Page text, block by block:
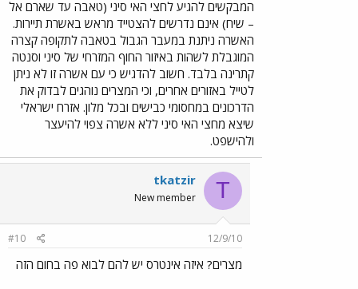
המבקשים להגיע לחצי האי סיני (טאבה עד שארם אל
– שיח) אינם נדרשים להצטייד מראש באשרת תיירות.
האשרה ניתנת במעבר הגבול בטאבה לתקופה קצרה
המוגבלת לשהות באיזור החוף המזרחי של סיני וסנטה
קתרינה בלבד. חשוב להדגיש כי עם אשרה זו לא ניתן
לטייל באזורים אחרים, וכי המצרים נוהגים לבדוק את
הדרכונים במחסומי כבישים ובכל מלון. אזרח ישראלי
שיצא מחצי האי סיני ללא אשרה צפוי להיעצר
ולהישפט.
T
tkatzir
New member
12/9/10
#10
מצרים? איזה אינטרס יש להם לבוא פה בחום הזה